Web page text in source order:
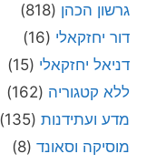
גרשון הכהן (818)
דור יחזקאלי (16)
דניאל יחזקאלי (15)
ללא קטגוריה (162)
מדע ועתידנות (135)
מוסיקה וסאונד (8)